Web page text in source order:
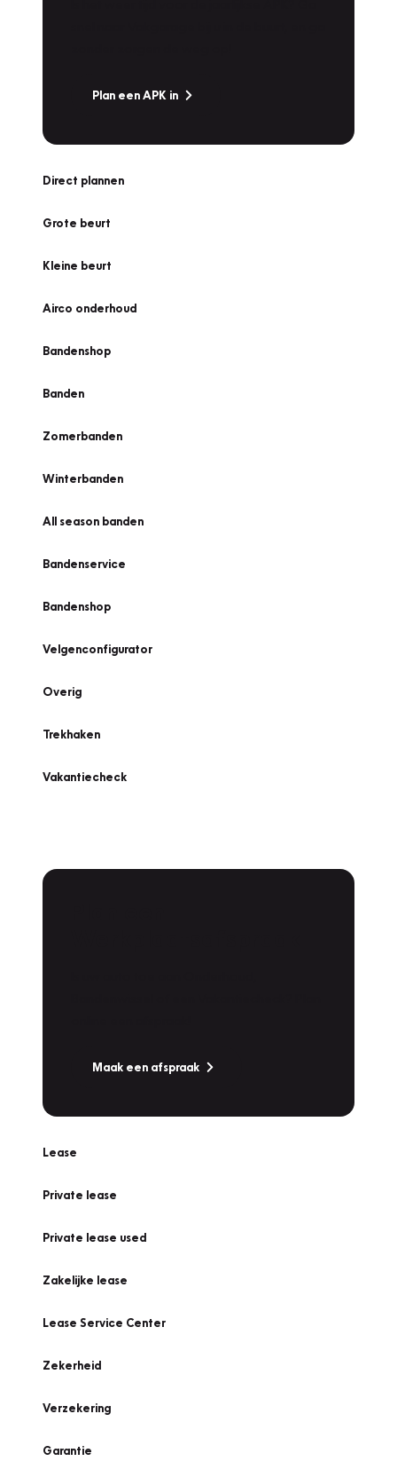
Plan een APK in
Direct plannen
Grote beurt
Kleine beurt
Airco onderhoud
Bandenshop
Banden
Zomerbanden
Winterbanden
All season banden
Bandenservice
Bandenshop
Velgenconfigurator
Overig
Trekhaken
Vakantiecheck
Maak een afspraak
Lease
Private lease
Private lease used
Zakelijke lease
Lease Service Center
Zekerheid
Verzekering
Garantie